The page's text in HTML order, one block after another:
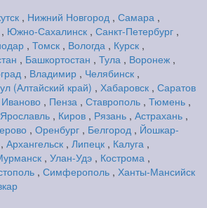
, Нижний Новгород , Самара ,
, Южно-Сахалинск , Санкт-Петербург ,
, Томск , Вологда , Курск ,
, Башкортостан , Тула , Воронеж ,
, Владимир , Челябинск ,
(Алтайский край) , Хабаровск , Саратов
Иваново , Пенза , Ставрополь , Тюмень ,
Ярославль , Киров , Рязань , Астрахань ,
, Оренбург , Белгород , Йошкар-
, Архангельск , Липецк , Калуга ,
, Улан-Удэ , Кострома ,
, Симферополь , Ханты-Мансийск